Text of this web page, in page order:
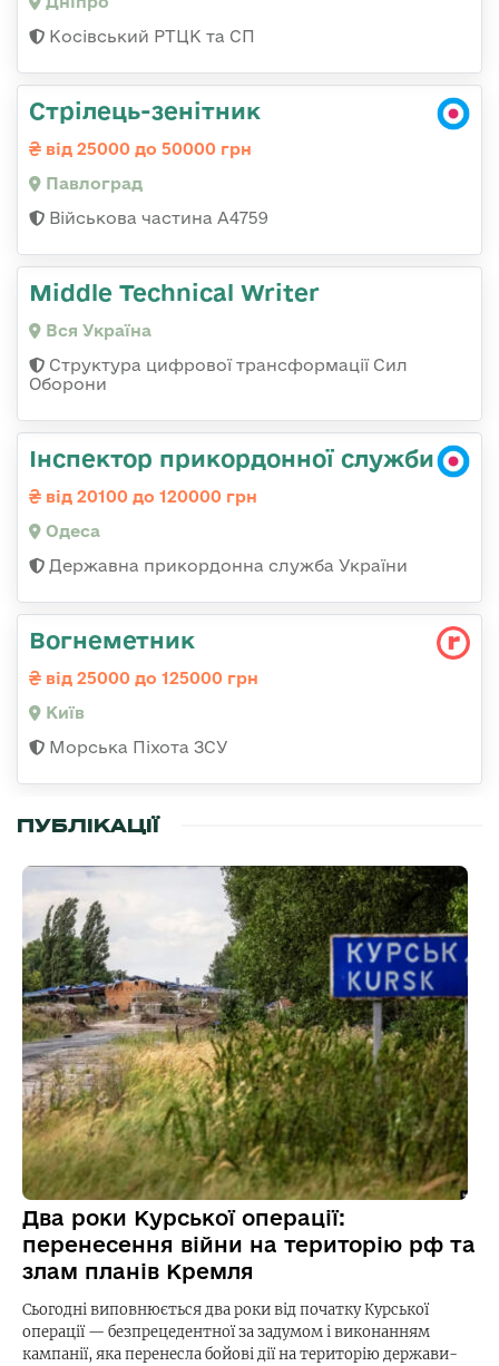
Косівський РТЦК та СП
Стрілець-зенітник
від 25000 до 50000 грн
Павлоград
Військова частина А4759
Middle Technical Writer
Вся Україна
Структура цифрової трансформації Сил
Оборони
Інспектор прикордонної служби
від 20100 до 120000 грн
Одеса
Державна прикордонна служба України
Вогнеметник
від 25000 до 125000 грн
Київ
Морська Піхота ЗСУ
ПУБЛІКАЦІЇ
Два роки Курської операції:
перенесення війни на територію рф та
злам планів Кремля
Сьогодні виповнюється два роки від початку Курської
операції — безпрецедентної за задумом і виконанням
кампанії, яка перенесла бойові дії на територію держави-